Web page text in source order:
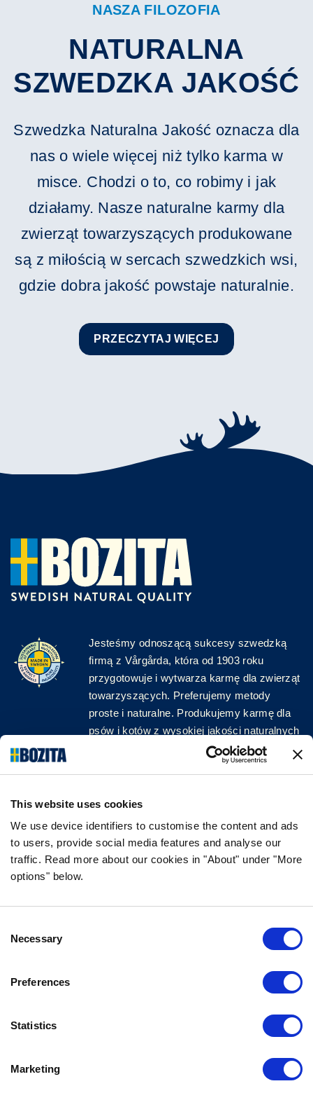
This website uses cookies
We use device identifiers to customise the content and ads
to users, provide social media features and analyse our
traffic. Read more about our cookies in "About" under "More
options" below.
Selection
Necessary
Preferences
Statistics
Marketing
NASZA FILOZOFIA
NATURALNA
SZWEDZKA JAKOŚĆ
Szwedzka Naturalna Jakość oznacza dla
nas o wiele więcej niż tylko karma w
misce. Chodzi o to, co robimy i jak
działamy. Nasze naturalne karmy dla
zwierząt towarzyszących produkowane
są z miłością w sercach szwedzkich wsi,
gdzie dobra jakość powstaje naturalnie.
PRZECZYTAJ WIĘCEJ
Jesteśmy odnoszącą sukcesy szwedzką
firmą z Vårgårda, która od 1903 roku
przygotowuje i wytwarza karmę dla zwierząt
towarzyszących. Preferujemy metody
proste i naturalne. Produkujemy karmę dla
psów i kotów z wysokiej jakości naturalnych
surowców, bez zbędnych dodatków!
ŚLEDŹ NAS W MEDIACH
INFORMACJA
GWARANCJA SMAKU